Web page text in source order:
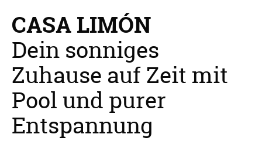
CASA LIMÓN
Dein sonniges
Zuhause auf Zeit mit
Pool und purer
Entspannung